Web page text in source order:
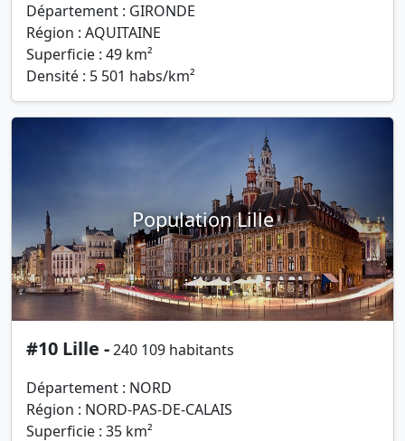
Département : GIRONDE
Région : AQUITAINE
Superficie : 49 km²
Densité : 5 501 habs/km²
Population Lille
#10 Lille -240 109 habitants
Département : NORD
Région : NORD-PAS-DE-CALAIS
Superficie : 35 km²